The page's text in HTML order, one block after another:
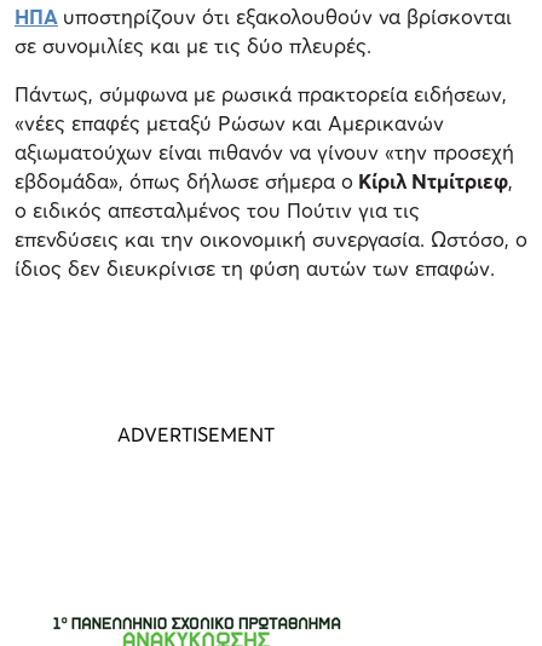
ΗΠΑ υποστηρίζουν ότι εξακολουθούν να βρίσκονται
σε συνομιλίες και με τις δύο πλευρές.
Πάντως, σύμφωνα με ρωσικά πρακτορεία ειδήσεων,
«νέες επαφές μεταξύ Ρώσων και Αμερικανών
αξιωματούχων είναι πιθανόν να γίνουν «την προσεχή
εβδομάδα», όπως δήλωσε σήμερα ο Κίριλ Ντμίτριεφ,
ο ειδικός απεσταλμένος του Πούτιν για τις
επενδύσεις και την οικονομική συνεργασία. Ωστόσο, ο
ίδιος δεν διευκρίνισε τη φύση αυτών των επαφών.